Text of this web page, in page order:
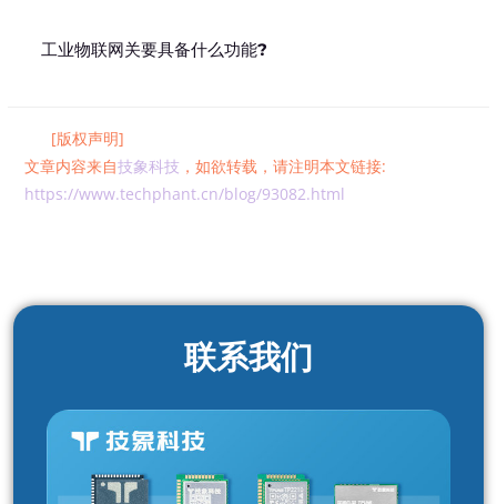
工业物联网关要具备什么功能?
[版权声明]
文章内容来自技象科技 ，如欲转载，请注明本文链接:
https://www.techphant.cn/blog/93082.html
联系我们